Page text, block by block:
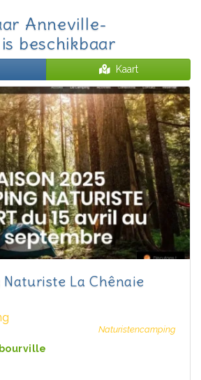
Anneville-
beschikbaar
Kaart
La Chênaie
Naturistencamping